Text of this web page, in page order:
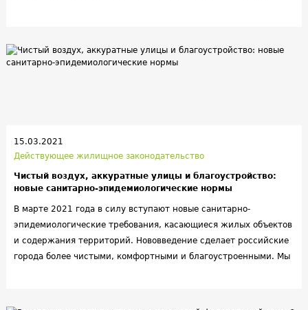
имущество, а коммунальные платежи станут примерно такими
же, как для квартир. В апреле текущего года наконец-то был
него ожидалось? Попробуем в этом разобраться.
15.03.2021
Действующее жилищное законодательство
Чистый воздух, аккуратные улицы и благоустройство:
новые санитарно-эпидемиологические нормы
В марте 2021 года в силу вступают новые санитарно-
эпидемиологические требования, касающиеся жилых объектов
и содержания территорий. Нововведение сделает российские
города более чистыми, комфортными и благоустроенными. Мы